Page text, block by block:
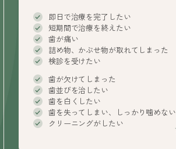
即日で治療を完了したい
短期間で治療を終えたい
歯が痛い
詰め物、かぶせ物が取れてしまった
検診を受けたい
歯が欠けてしまった
歯並びを治したい
歯を白くしたい
歯を失ってしまい、しっかり噛めない
クリーニングがしたい